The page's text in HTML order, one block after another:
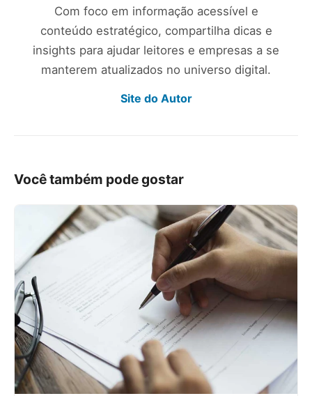
Com foco em informação acessível e
conteúdo estratégico, compartilha dicas e
insights para ajudar leitores e empresas a se
manterem atualizados no universo digital.
Site do Autor
Você também pode gostar